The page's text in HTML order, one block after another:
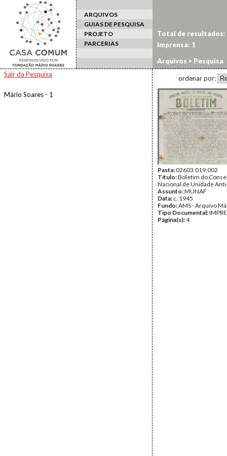
ARQUIVOS
GUIAS DE PESQUISA
PROJETO
PARCERIAS
Arquivos > Pesquisa
Sair da Pesquisa
Mário Soares - 1
Total de resultados:
Imprensa: 1
ordenar por:
Pasta:02603.019.002
Título:Boletim do
Nacional de Unidade
Assunto:MUNAF
Data: c. 1945
Fundo:AMS - Arquivo
Tipo Documental:
Página(s):4